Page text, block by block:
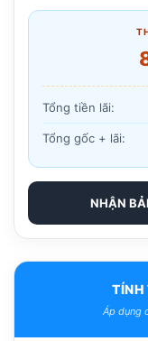
Tổng tiền lãi:
Tổng gốc + lãi:
NHẬN
TÍNH
Áp dụng